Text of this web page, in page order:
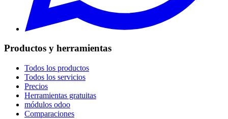
Productos y herramientas
Todos los productos
Todos los servicios
Precios
Herramientas gratuitas
módulos odoo
Comparaciones